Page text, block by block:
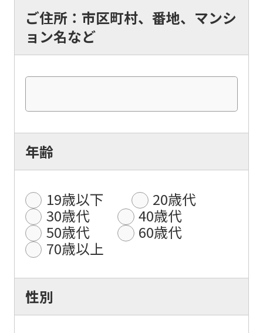
ご住所：市区町村、番地、マンシ
ョン名など
年齢
19歳以下
20歳代
30歳代
40歳代
50歳代
60歳代
70歳以上
性別